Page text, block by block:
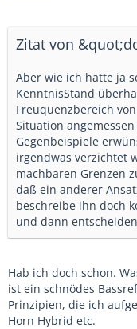
Zitat von
Aber wie ich hatte ja
KenntnisStand
Freuquenzbereich
Situation
Gegenbeispiele
irgendwas verzichtet
machbaren Grenzen
daß ein anderer
beschreibe ihn doch
und dann
Hab ich doch schon.
ist ein schnödes
Prinzipien, die ich
Horn Hybrid etc.